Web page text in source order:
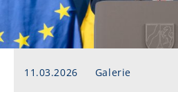
11.03.2026 Galerie